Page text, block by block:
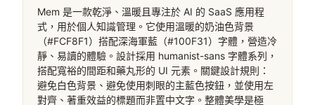
Mem 是一款乾淨、溫暖且專注於 AI 的 SaaS 應用程
式，用於個人知識管理。它使用溫暖的奶油色背景
（#FCF8F1）搭配深海軍藍（#100F31）字體，營造冷
靜、易讀的體驗。設計採用 humanist-sans 字體系列，
搭配寬裕的間距和藥丸形的 UI 元素。關鍵設計規則：
避免白色背景、避免使用刺眼的主藍色按鈕，並使用左
對齊、著重效益的標題而非置中文字。整體美學是極